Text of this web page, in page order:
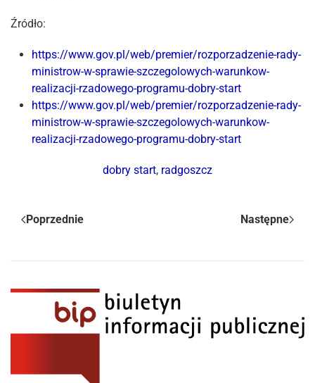
Źródło:
https://www.gov.pl/web/premier/rozporzadzenie-rady-
ministrow-w-sprawie-szczegolowych-warunkow-
realizacji-rzadowego-programu-dobry-start
https://www.gov.pl/web/premier/rozporzadzenie-rady-
ministrow-w-sprawie-szczegolowych-warunkow-
realizacji-rzadowego-programu-dobry-start
dobry start, radgoszcz
Poprzednie Następne